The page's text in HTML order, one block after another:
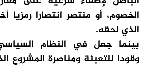
الخصوم، أو منتصر انتصارا رمزيا
الذي لحقه.
بينما جعل في النظام السياسي
وقودا للتعبئة ومناصرة المشروع